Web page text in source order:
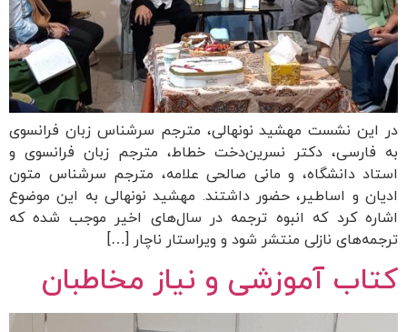
در این نشست مهشید نونهالی، مترجم سرشناس زبان فرانسوی
به فارسی، دکتر نسرین‌دخت خطاط، مترجم زبان فرانسوی و
استاد دانشگاه، و مانی صالحی علامه، مترجم سرشناس متون
ادیان و اساطیر، حضور داشتند. مهشید نونهالی به این موضوع
اشاره کرد که انبوه ترجمه در سال‌های اخیر موجب شده که
ترجمه‌های نازلی منتشر شود و ویراستار ناچار […]
کتاب آموزشی و نیاز مخاطبان